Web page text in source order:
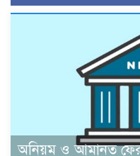
অনিয়ম ও আমানত